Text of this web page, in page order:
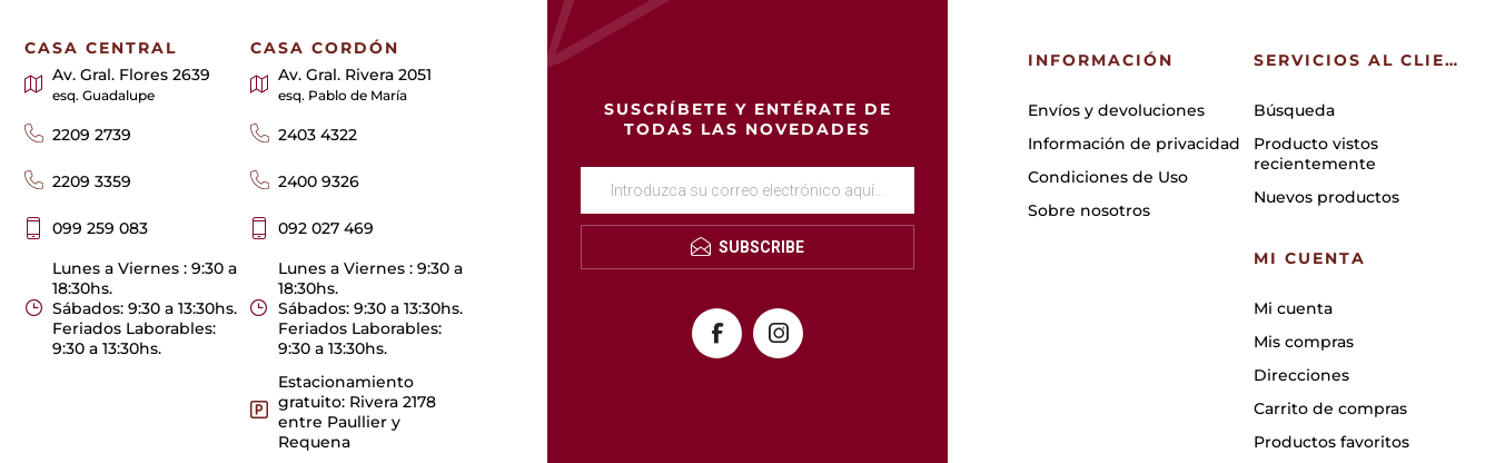
SUSCRÍBETE Y ENTÉRATE DE
TODAS LAS NOVEDADES
SUBSCRIBE
CASA CENTRAL
Av. Gral. Flores 2639
esq. Guadalupe
2209 2739
2209 3359
099 259 083
Lunes a Viernes : 9:30 a
18:30hs.
Sábados: 9:30 a 13:30hs.
Feriados Laborables:
9:30 a 13:30hs.
CASA CORDÓN
Av. Gral. Rivera 2051
esq. Pablo de María
2403 4322
2400 9326
092 027 469
Lunes a Viernes : 9:30 a
18:30hs.
Sábados: 9:30 a 13:30hs.
Feriados Laborables:
9:30 a 13:30hs.
Estacionamiento
gratuito: Rivera 2178
entre Paullier y
Requena
INFORMACIÓN
Envíos y devoluciones
Información de privacidad
Condiciones de Uso
Sobre nosotros
SERVICIOS AL CLIENTE
Búsqueda
Producto vistos
recientemente
Nuevos productos
MI CUENTA
Mi cuenta
Mis compras
Direcciones
Carrito de compras
Productos favoritos